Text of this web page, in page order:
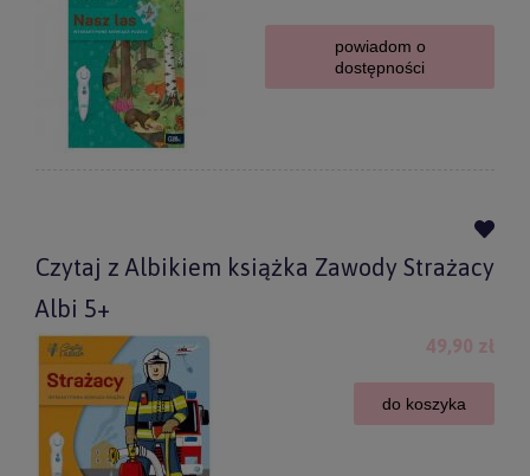
powiadom o
dostępności
Czytaj z Albikiem książka Zawody Strażacy
Albi 5+
49,90 zł
do koszyka